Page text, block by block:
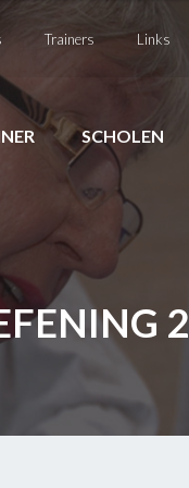
Trainers Links
SCHOLEN
2